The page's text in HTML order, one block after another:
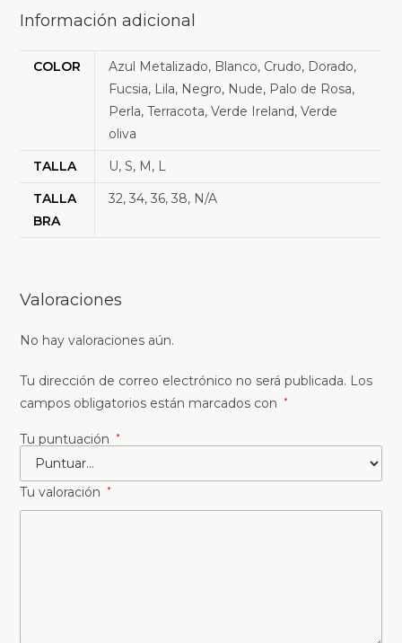
Información adicional
COLOR
Azul Metalizado, Blanco, Crudo, Dorado,
Fucsia, Lila, Negro, Nude, Palo de Rosa,
Perla, Terracota, Verde Ireland, Verde
oliva
TALLA
U, S, M, L
TALLA
BRA
32, 34, 36, 38, N/A
Valoraciones
No hay valoraciones aún.
Tu dirección de correo electrónico no será publicada. Los
campos obligatorios están marcados con
*
Tu puntuación *
Tu valoración *